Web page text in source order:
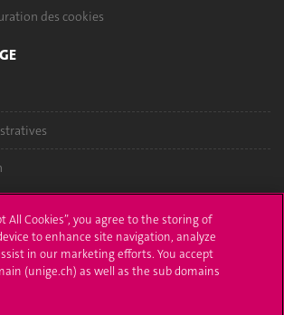
des cookies
All Cookies”, you agree to the storing of
to enhance site navigation, analyze
in our marketing efforts. You accept
(unige.ch) as well as the sub domains